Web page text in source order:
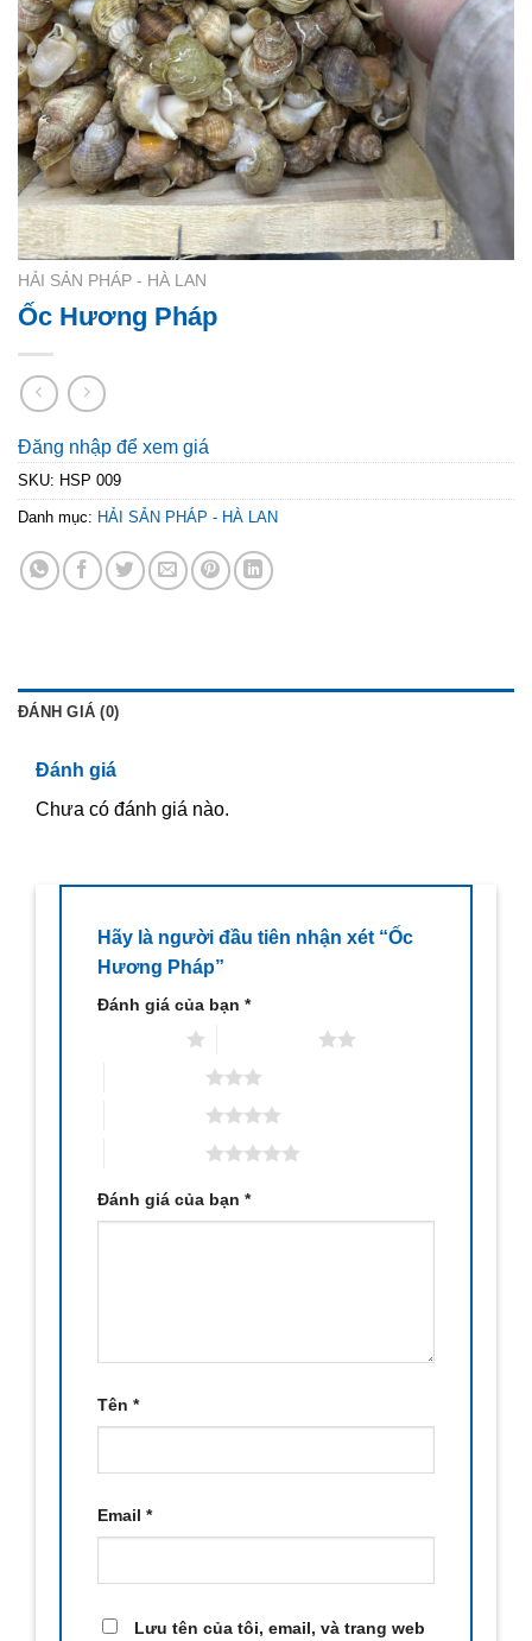
HẢI SẢN PHÁP - HÀ LAN
Ốc Hương Pháp
Đăng nhập để xem giá
SKU: HSP 009
Danh mục: HẢI SẢN PHÁP - HÀ LAN
ĐÁNH GIÁ (0)
Đánh giá
Chưa có đánh giá nào.
Hãy là người đầu tiên nhận xét “Ốc
Hương Pháp”
Đánh giá của bạn *
Đánh giá của bạn *
Tên *
Email *
Lưu tên của tôi, email, và trang web